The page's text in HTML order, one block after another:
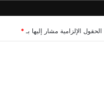
الحقول الإلزامية مشار إليها بـ *